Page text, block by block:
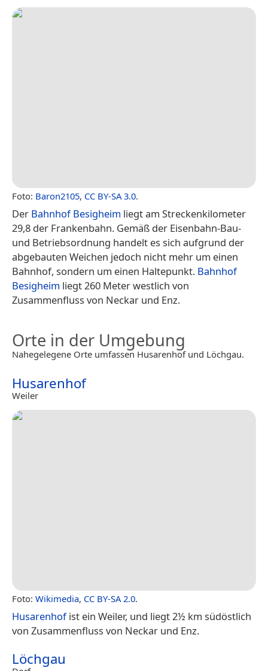
Foto: Baron2105, CC BY-SA 3.0.
Der Bahnhof Besigheim liegt am Streckenkilometer
29,8 der Frankenbahn. Gemäß der Eisenbahn-Bau-
und Betriebsordnung handelt es sich aufgrund der
abgebauten Weichen jedoch nicht mehr um einen
Bahnhof, sondern um einen Haltepunkt. Bahnhof
Besigheim liegt 260 Meter westlich von
Zusammenfluss von Neckar und Enz.
Orte in der Umgebung
Nahegelegene Orte umfassen Husarenhof und Löchgau.
Husarenhof
Weiler
Foto: Wikimedia, CC BY-SA 2.0.
Husarenhofist ein Weiler, und liegt 2½ km südöstlich
von Zusammenfluss von Neckar und Enz.
Löchgau